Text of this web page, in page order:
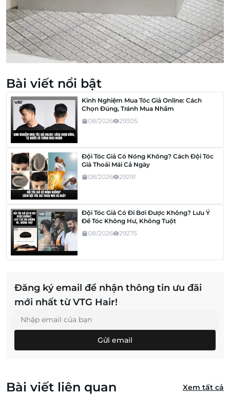
Bài viết nổi bật
Kinh Nghiệm Mua Tóc Giả Online: Cách
Chọn Đúng, Tránh Mua Nhầm
08/2026
29305
Đội Tóc Giả Có Nóng Không? Cách Đội Tóc
Giả Thoải Mái Cả Ngày
08/2026
29291
Đội Tóc Giả Có Đi Bơi Được Không? Lưu Ý
Để Tóc Không Hư, Không Tuột
08/2026
29275
Đăng ký email để nhận thông tin ưu đãi
mới nhất từ VTG Hair!
Gửi email
Bài viết liên quan Xem tất cả